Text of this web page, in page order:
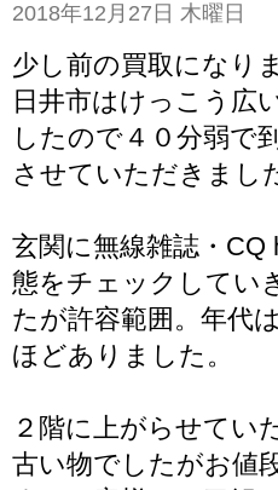
2018年12月27日 木曜日
少し前の買取になり
日井市はけっこう広
したので４０分弱で
させていただきまし
玄関に無線雑誌・
態をチェックしてい
たが許容範囲。年代
ほどありました。
２階に上がらせてい
古い物でしたがお値